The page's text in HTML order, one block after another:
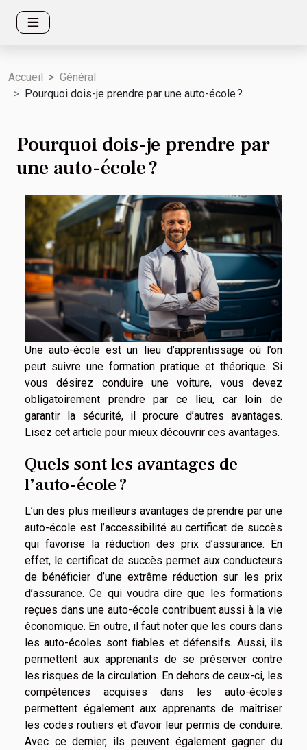
Accueil
Général
Pourquoi dois-je prendre par une auto-école ?
Pourquoi dois-je prendre par
une auto-école ?
Une auto-école est un lieu d’apprentissage où l’on
peut suivre une formation pratique et théorique. Si
vous désirez conduire une voiture, vous devez
obligatoirement prendre par ce lieu, car loin de
garantir la sécurité, il procure d’autres avantages.
Lisez cet article pour mieux découvrir ces avantages.
Quels sont les avantages de
l’auto-école ?
L’un des plus meilleurs avantages de prendre par une
auto-école est l’accessibilité au certificat de succès
qui favorise la réduction des prix d’assurance. En
effet, le certificat de succès permet aux conducteurs
de bénéficier d’une extrême réduction sur les prix
d’assurance. Ce qui voudra dire que les formations
reçues dans une auto-école contribuent aussi à la vie
économique. En outre, il faut noter que les cours dans
les auto-écoles sont fiables et défensifs. Aussi, ils
permettent aux apprenants de se préserver contre
les risques de la circulation. En dehors de ceux-ci, les
compétences acquises dans les auto-écoles
permettent également aux apprenants de maîtriser
les codes routiers et d’avoir leur permis de conduire.
Avec ce dernier, ils peuvent également gagner du